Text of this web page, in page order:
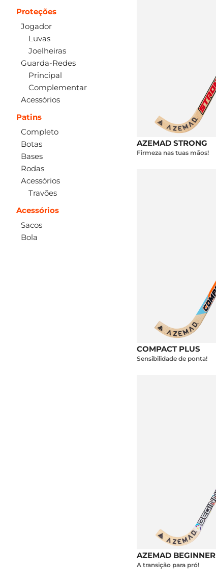
Proteções
Jogador
Luvas
Joelheiras
Guarda-Redes
Principal
Complementar
Acessórios
Patins
Completo
Botas
Bases
Rodas
Acessórios
Travões
Acessórios
Sacos
Bola
AZEMAD STRONG
Firmeza nas tuas mãos!
COMPACT PLUS
Sensibilidade de ponta!
AZEMAD BEGINNER
A transição para pró!